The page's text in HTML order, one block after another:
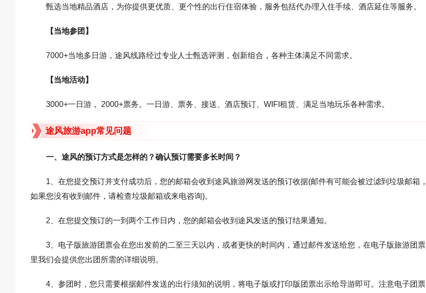
甄选当地精品酒店，为你提供更优质、更个性的出行住宿体验，服务包括代办理入住手续、酒店延住等服务。
【当地参团】
7000+当地多日游，途风线路经过专业人士甄选评测，创新组合，各种主体满足不同需求。
【当地活动】
3000+一日游， 2000+票务。一日游、票务、接送、酒店预订、WIFI租赁、满足当地玩乐各种需求。
途风旅游app常见问题
一、途风的预订方式是怎样的？确认预订需要多长时间？
1、在您提交预订并支付成功后，您的邮箱会收到途风旅游网发送的预订收据(邮件有可能会被过滤到垃圾邮箱，
如果您没有收到邮件，请检查垃圾邮箱或来电咨询)。
2、在您提交预订的一到两个工作日内，您的邮箱会收到途风发送的预订结果通知。
3、电子版旅游团票会在您出发前的二至三天以内，或者更快的时间内，通过邮件发送给您，在电子版旅游团票
里我们会提供您出团所需的详细说明。
4、参团时，您只需要根据邮件发送的出行须知的说明，将电子版或打印版团票出示给导游即可。注意电子团票